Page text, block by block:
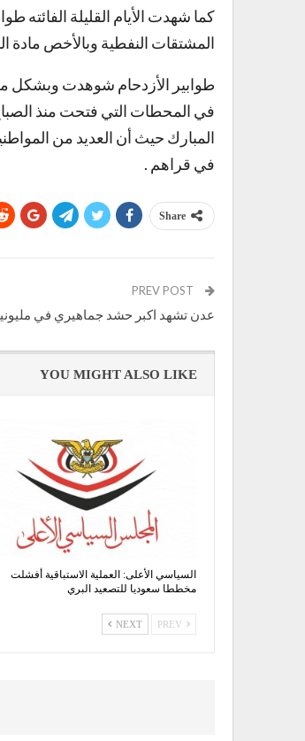
كما شهدت الأيام القليلة الفائته
المشتقات النفطية وبالأخص مادة
طوابير الأزدحام شوهدت وبشكل
في المحطات التي فتحت منذ
المبارك حيث أن العديد من
في قراهم .
Share
عدن تشهد اكبر حشد جماهيري في مليونية 14
YOU MIGHT ALSO LIKE
السياسي الأعلى: العملية الاستباقية أفشلت
مخططا سعوديا للتصعيد البري
NEXT